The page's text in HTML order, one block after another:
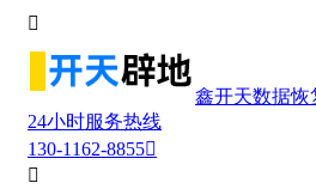

鑫开天数据恢
24小时服务热线
130-1162-8855
